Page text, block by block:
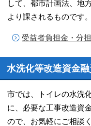
して、都市計画法、地
より課されるものです。
受益者負担金・分
水洗化等改造資金
市では、トイレの水洗
に、必要な工事改造資
ので、お気軽にご相談